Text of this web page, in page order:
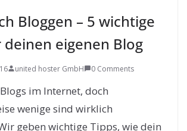
Bloggen – 5 wichtige
eigenen Blog
united hoster GmbH 0 Comments
im Internet, doch
wenige sind wirklich
geben wichtige Tipps, wie dein